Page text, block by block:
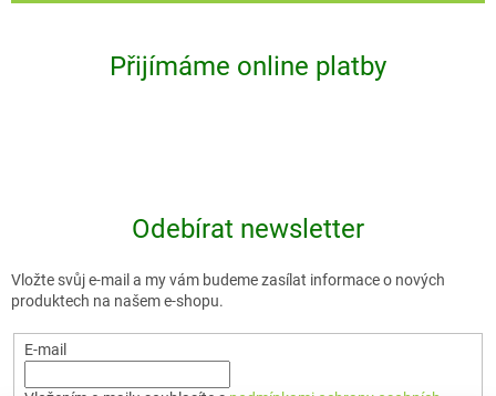
Přijímáme online platby
Odebírat newsletter
Vložte svůj e-mail a my vám budeme zasílat informace o nových
produktech na našem e-shopu.
E-mail